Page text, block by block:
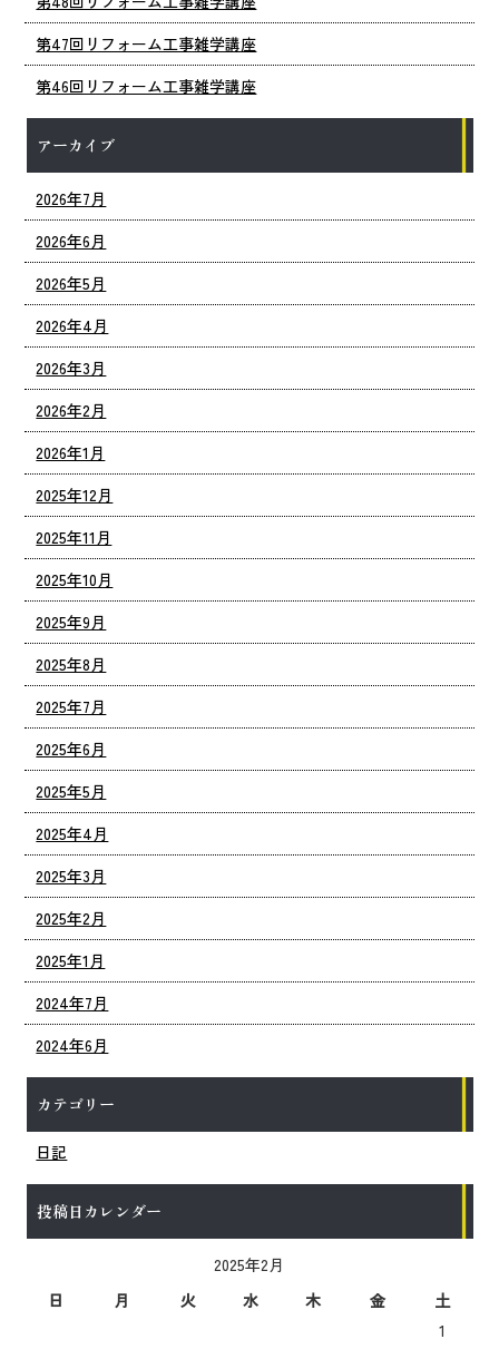
第47回リフォーム工事雑学講座
第46回リフォーム工事雑学講座
アーカイブ
2026年7月
2026年6月
2026年5月
2026年4月
2026年3月
2026年2月
2026年1月
2025年12月
2025年11月
2025年10月
2025年9月
2025年8月
2025年7月
2025年6月
2025年5月
2025年4月
2025年3月
2025年2月
2025年1月
2024年7月
2024年6月
カテゴリー
日記
投稿日カレンダー
2025年2月
日
月 火 水 木 金
土
1